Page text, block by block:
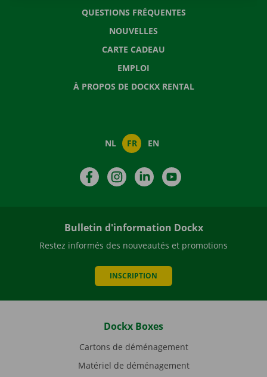
QUESTIONS FRÉQUENTES
NOUVELLES
CARTE CADEAU
EMPLOI
À PROPOS DE DOCKX RENTAL
NL FR EN
FacebookInstagramLinkedIn
Bulletin d'information Dockx
Restez informés des nouveautés et promotions
INSCRIPTION
Dockx Boxes
Cartons de déménagement
Matériel de déménagement